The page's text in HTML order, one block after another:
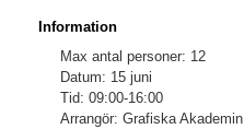
Information
Max antal personer: 12
Datum: 15 juni
Tid: 09:00-16:00
Arrangör: Grafiska Akademin